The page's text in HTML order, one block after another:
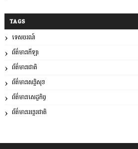
TAGS
ទេសចរណ៍
ព័ត៌មានកីឡា
ព័ត៌មានជាតិ
ព័ត៌មានសន្តិសុខ
ព័ត៌មានសេដ្ឋកិច្ច
ព័ត៌មានអន្តរជាតិ